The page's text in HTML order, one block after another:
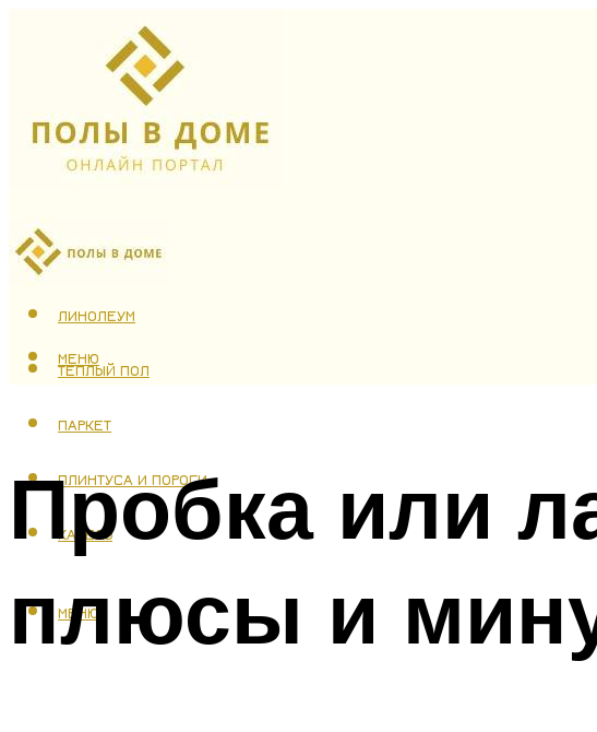
ЛАМИНАТ
ЛИНОЛЕУМ
ТЕПЛЫЙ ПОЛ
ПАРКЕТ
ПЛИНТУСА И ПОРОГИ
КАФЕЛЬ
МЕНЮ
МЕНЮ
Пробка или
плюсы и